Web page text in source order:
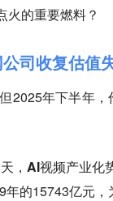
火的重要燃料？
司收复估值
2025年下半年
，AI视频产业化
的15743亿元，